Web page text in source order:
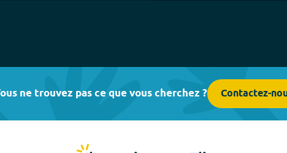
ne trouvez pas ce que vous cherchez ? Contactez-